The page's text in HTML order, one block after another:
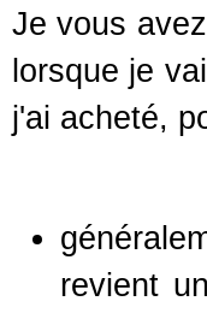
Je vous
lorsque je
j'ai acheté,
revient